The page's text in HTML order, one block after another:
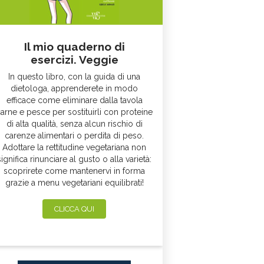
Il mio quaderno di
esercizi. Veggie
In questo libro, con la guida di una
dietologa, apprenderete in modo
efficace come eliminare dalla tavola
e pesce per sostituirli con proteine
di alta qualità, senza alcun rischio di
carenze alimentari o perdita di peso.
Adottare la rettitudine vegetariana non
rinunciare al gusto o alla varietà:
scoprirete come mantenervi in forma
grazie a menu vegetariani equilibrati!
CLICCA QUI